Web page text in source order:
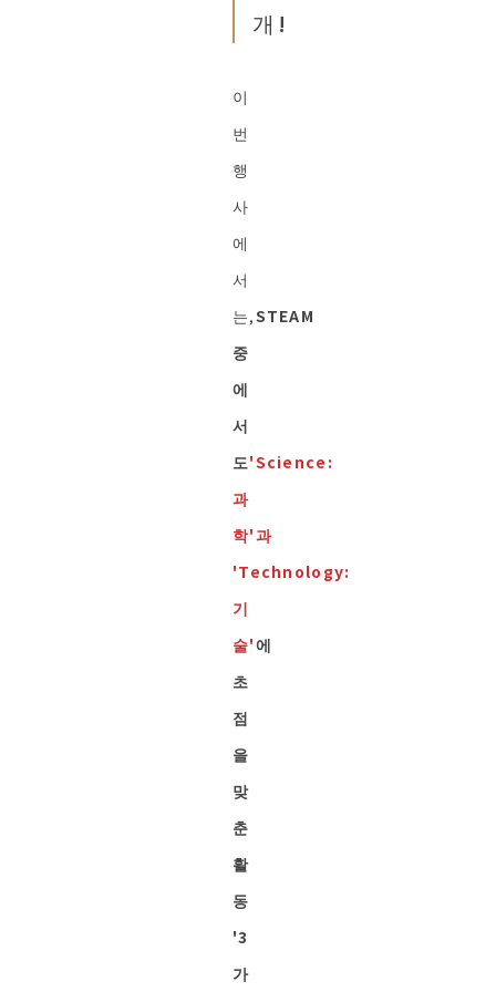
개!
이
번
행
사
에
서
는,STEAM
중
에
서
도'Science:
과
학'과
'Technology:
기
술'에
초
점
을
맞
춘
활
동
'3
가